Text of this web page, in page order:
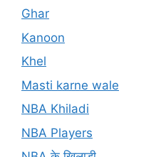
Ghar
Kanoon
Khel
Masti karne wale
NBA Khiladi
NBA Players